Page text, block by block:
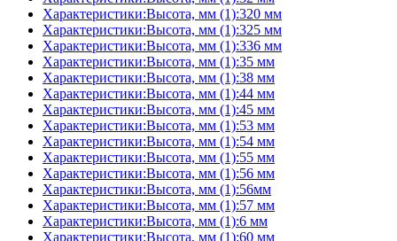
Характеристики:Высота, мм (1):320 мм
Характеристики:Высота, мм (1):325 мм
Характеристики:Высота, мм (1):336 мм
Характеристики:Высота, мм (1):35 мм
Характеристики:Высота, мм (1):38 мм
Характеристики:Высота, мм (1):44 мм
Характеристики:Высота, мм (1):45 мм
Характеристики:Высота, мм (1):53 мм
Характеристики:Высота, мм (1):54 мм
Характеристики:Высота, мм (1):55 мм
Характеристики:Высота, мм (1):56 мм
Характеристики:Высота, мм (1):56мм
Характеристики:Высота, мм (1):57 мм
Характеристики:Высота, мм (1):6 мм
Характеристики:Высота, мм (1):60 мм